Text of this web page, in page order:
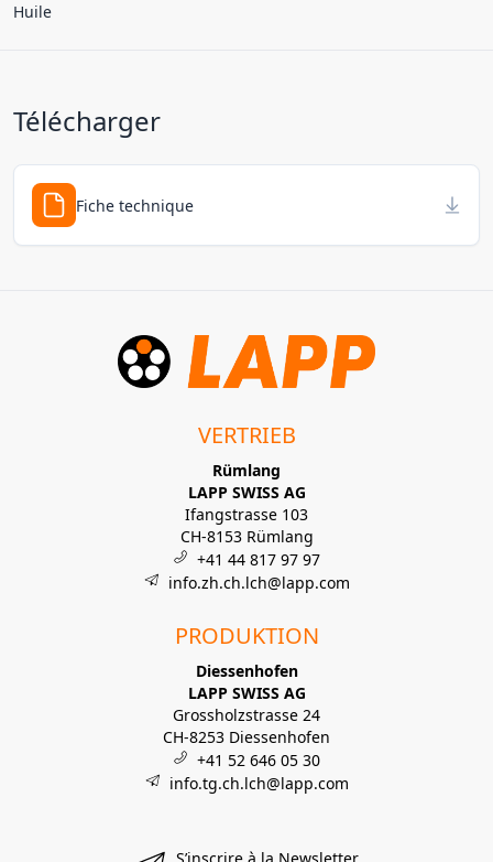
Huile
Télécharger
Fiche technique
VERTRIEB
Rümlang
LAPP SWISS AG
Ifangstrasse 103
CH-8153 Rümlang
+41 44 817 97 97
info.zh.ch.lch@lapp.com
PRODUKTION
Diessenhofen
LAPP SWISS AG
Grossholzstrasse 24
CH-8253 Diessenhofen
+41 52 646 05 30
info.tg.ch.lch@lapp.com